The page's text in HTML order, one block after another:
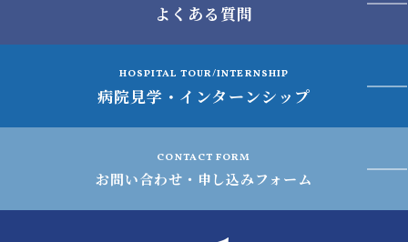
よくある質問
HOSPITAL TOUR/INTERNSHIP
病院見学・インターンシップ
CONTACT FORM
お問い合わせ・申し込みフォーム